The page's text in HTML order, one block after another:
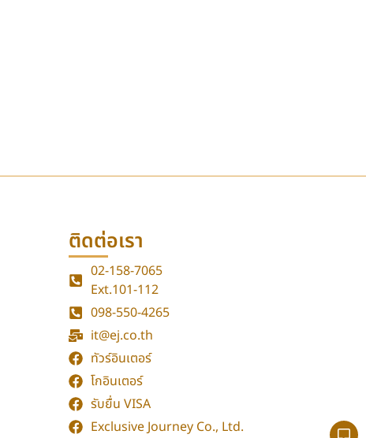
ติดต่อเรา
02-158-7065
Ext.101-112
098-550-4265
it@ej.co.th
ทัวร์อินเตอร์
โกอินเตอร์
รับยื่น VISA
Exclusive Journey Co., Ltd.